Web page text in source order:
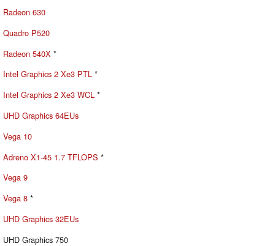
Radeon 630
Quadro P520
Radeon 540X *
Intel Graphics 2 Xe3 PTL *
Intel Graphics 2 Xe3 WCL *
UHD Graphics 64EUs
Vega 10
Adreno X1-45 1.7 TFLOPS *
Vega 9
Vega 8 *
UHD Graphics 32EUs
UHD Graphics 750